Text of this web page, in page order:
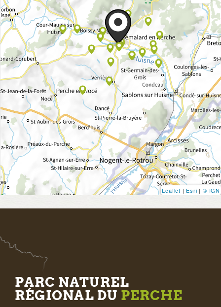
Leaflet | Esri | © IGN
PARC NATUREL
RÉGIONAL DU PERCHE